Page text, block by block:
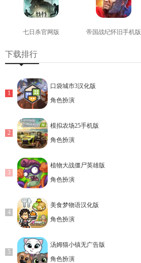
七日杀官网版 帝国战纪怀旧手机版
下载排行
口袋城市3汉化版
角色扮演
模拟农场25手机版
角色扮演
植物大战僵尸英雄版
角色扮演
美食梦物语汉化版
角色扮演
汤姆猫小镇无广告版
角色扮演